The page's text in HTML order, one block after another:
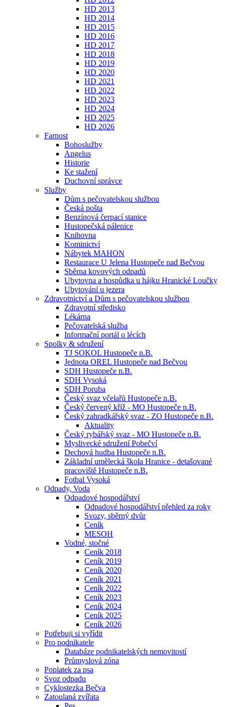
HD 2013
HD 2014
HD 2015
HD 2016
HD 2017
HD 2018
HD 2019
HD 2020
HD 2021
HD 2022
HD 2023
HD 2024
HD 2025
HD 2026
Farnost
Bohoslužby
Angelus
Historie
Ke stažení
Duchovní správce
Služby
Dům s pečovatelskou službou
Česká pošta
Benzínová čerpací stanice
Hustopečská pálenice
Knihovna
Kominictví
Nábytek MAHON
Restaurace U Jelena Hustopeče nad Bečvou
Sběrna kovových odpadů
Ubytovna a hospůdka u hájku Hranické Loučky
Ubytování u jezera
Zdravotnictví a Dům s pečovatelskou službou
Zdravotní středisko
Lékárna
Pečovatelská služba
Informační portál o lécích
Spolky & sdružení
TJ SOKOL Hustopeče n.B.
Jednota OREL Hustopeče nad Bečvou
SDH Hustopeče n.B.
SDH Vysoká
SDH Poruba
Český svaz včelařů Hustopeče n.B.
Český červený kříž - MO Hustopeče n.B.
Český zahradkářský svaz - ZO Hustopeče n.B.
Aktuality
Český rybářský svaz - MO Hustopeče n.B.
Myslivecké sdružení Pobečví
Dechová hudba Hustopeče n.B.
Základní umělecká škola Hranice - detašované
pracoviště Hustopeče n.B.
Fotbal Vysoká
Odpady, Voda
Odpadové hospodářství
Odpadové hospodářství přehled za roky
Svozy, sběrný dvůr
Ceník
MESOH
Vodné, stočné
Ceník 2018
Ceník 2019
Ceník 2020
Ceník 2021
Ceník 2022
Ceník 2023
Ceník 2024
Ceník 2025
Ceník 2026
Potřebuji si vyřídit
Pro podnikatele
Databáze podnikatelských nemovitostí
Průmyslová zóna
Poplatek za psa
Svoz odpadu
Cyklostezka Bečva
Zatoulaná zvířata